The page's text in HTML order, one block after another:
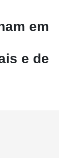
em
e de